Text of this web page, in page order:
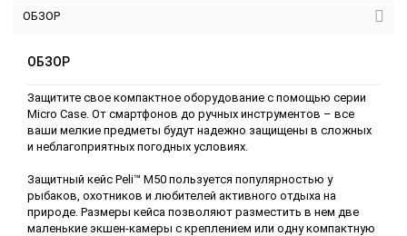
ОБЗОР
ОБЗОР
Защитите свое компактное оборудование с помощью серии
Micro Case. От смартфонов до ручных инструментов – все
ваши мелкие предметы будут надежно защищены в сложных
и неблагоприятных погодных условиях.
Защитный кейс Peli™ M50 пользуется популярностью у
рыбаков, охотников и любителей активного отдыха на
природе. Размеры кейса позволяют разместить в нем две
маленькие экшен-камеры с креплением или одну компактную